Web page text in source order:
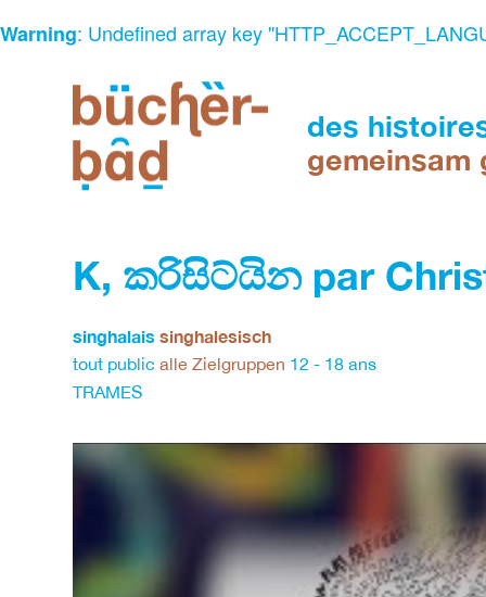
Warning: Undefined array key
lecture
d'animation
multilingue
Ein
Ort
Lesens
und
des
gemeinsam
K, කරිසිට්යින par
singhalais singhalesisch
tout public alle Zielgruppen 12 - 18 ans
TRAMES